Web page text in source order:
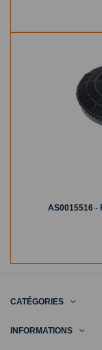
AS0015516 -
CATÉGORIES
INFORMATIONS